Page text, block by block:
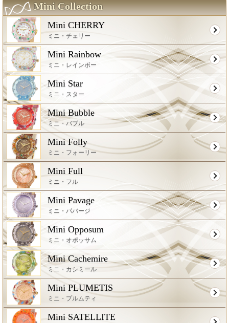
Mini Collection
Mini CHERRY
ミニ・チェリー
Mini Rainbow
ミニ・レインボー
Mini Star
ミニ・スター
Mini Bubble
ミニ・バブル
Mini Folly
ミニ・フォーリー
Mini Full
ミニ・フル
Mini Pavage
ミニ・パバージ
Mini Opposum
ミニ・オポッサム
Mini Cachemire
ミニ・カシミール
Mini PLUMETIS
ミニ・プルムティ
Mini SATELLITE